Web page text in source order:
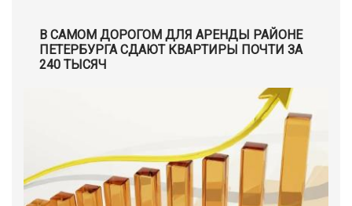
В САМОМ ДОРОГОМ ДЛЯ АРЕНДЫ РАЙОНЕ
ПЕТЕРБУРГА СДАЮТ КВАРТИРЫ ПОЧТИ ЗА
240 ТЫСЯЧ